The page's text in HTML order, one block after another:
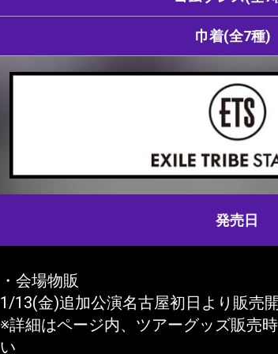
巾着(全7種)
発売日
・会場物販
1/13(金)追加公演名古屋初日より販売
※詳細はページ内、ツアーグッズ販売
い